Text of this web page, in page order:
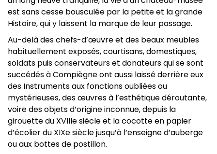
est sans cesse bousculée par la petite et la grande
Histoire, qui y laissent la marque de leur passage.
Au-delà des chefs-d’œuvre et des beaux meubles
habituellement exposés, courtisans, domestiques,
soldats puis conservateurs et donateurs qui se sont
succédés à Compiègne ont aussi laissé derrière eux
des Instruments aux fonctions oubliées ou
mystérieuses, des œuvres à l’esthétique déroutante,
voire des objets d’origine inconnue, depuis la
girouette du XVIIIe siècle et la cocotte en papier
d’écolier du XIXe siècle jusqu’à l’enseigne d’auberge
ou aux bottes de postillon.